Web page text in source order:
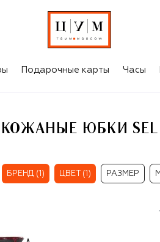
Подарочные карты Часы
ЮБКИ SELF-
БРЕНД (1) ЦВЕТ (1) РАЗМЕР
1